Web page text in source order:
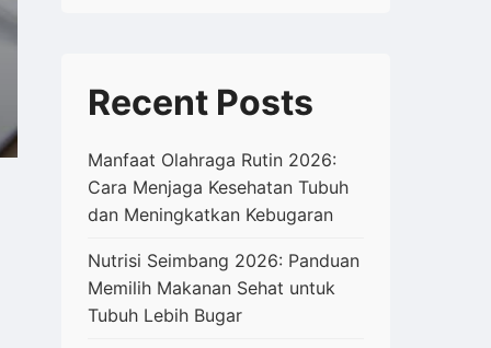
Recent Posts
Manfaat Olahraga Rutin 2026:
Cara Menjaga Kesehatan Tubuh
dan Meningkatkan Kebugaran
Nutrisi Seimbang 2026: Panduan
Memilih Makanan Sehat untuk
Tubuh Lebih Bugar